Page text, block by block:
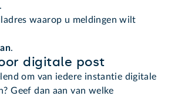
.
waarop u meldingen wilt
.
digitale post
om van iedere instantie digitale
Geef dan aan van welke